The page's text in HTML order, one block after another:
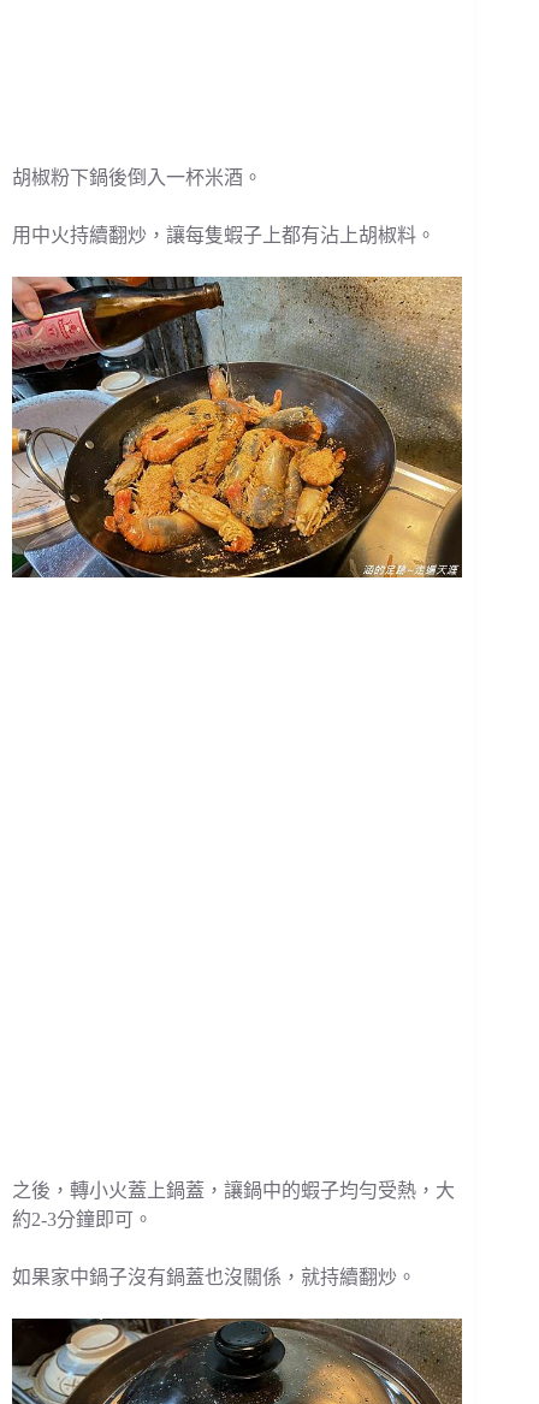
胡椒粉下鍋後倒入一杯米酒。
用中火持續翻炒，讓每隻蝦子上都有沾上胡椒料。
之後，轉小火蓋上鍋蓋，讓鍋中的蝦子均勻受熱，大
約2-3分鐘即可。
如果家中鍋子沒有鍋蓋也沒關係，就持續翻炒。